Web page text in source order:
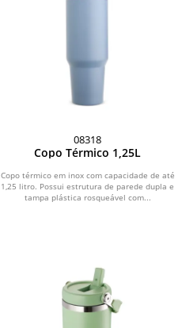
08318
Copo Térmico 1,25L
Copo térmico em inox com capacidade de até
1,25 litro. Possui estrutura de parede dupla e
tampa plástica rosqueável com...